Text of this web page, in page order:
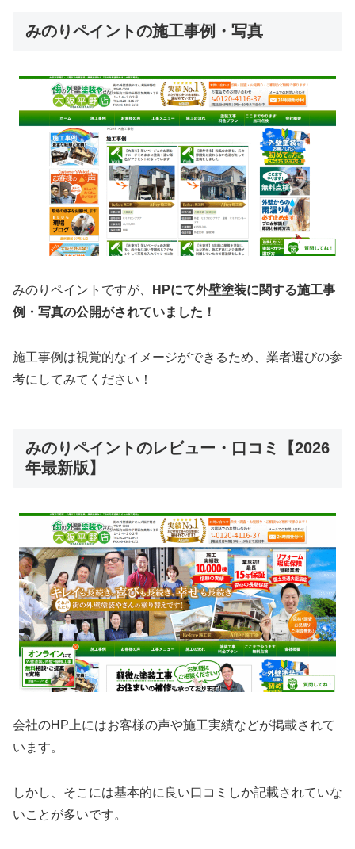
みのりペイントの施工事例・写真
みのりペイントですが、
HPにて外壁塗装に関する施工事
例・写真の公開がされていました！
施工事例は視覚的なイメージができるため、業者選びの参
考にしてみてください！
みのりペイントのレビュー・口コミ【2026
年最新版】
会社のHP上にはお客様の声や施工実績などが掲載されて
います。
しかし、そこには基本的に良い口コミしか記載されていな
いことが多いです。